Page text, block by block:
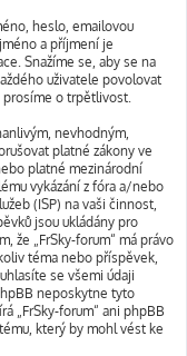
heslo, emailovou
a příjmení je
Snažíme se, aby se na
uživatele povolovat
prosíme o trpětlivost.
nevhodným,
platné zákony ve
platné mezinárodní
vykázání z fóra a/nebo
(ISP) na vaši činnost,
jsou ukládány pro
že „FrSky-forum“ má právo
téma nebo příspěvek,
se všemi údaji
neposkytne tyto
„FrSky-forum“ ani phpBB
který by mohl vést ke